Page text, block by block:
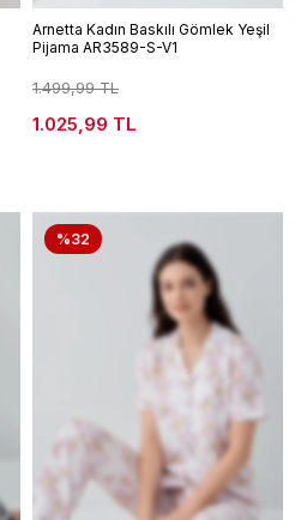
Arnetta Kadın Baskılı Gömlek Yeşil
Pijama AR3589-S-V1
1.499,99 TL
1.025,99 TL
%32